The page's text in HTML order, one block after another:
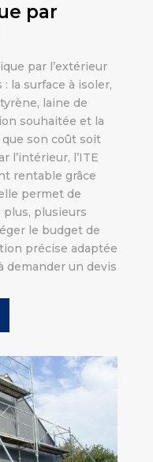
par
par l’extérieur
la surface à isoler,
laine de
souhaitée et la
son coût soit
l’intérieur, l’ITE
rentable grâce
permet de
plusieurs
le budget de
précise adaptée
demander un devis